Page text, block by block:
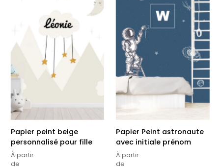
Papier peint beige
personnalisé pour fille
À partir
de
Papier Peint astronaute
avec initiale prénom
À partir
de